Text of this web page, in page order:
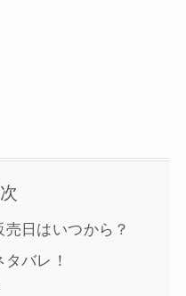
日はいつから？
バレ！